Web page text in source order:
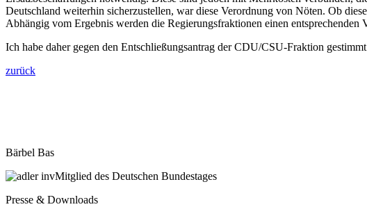
Deutschland weiterhin sicherzustellen, war diese Verordnung von Nöten. Ob
Abhängig vom Ergebnis werden die Regierungsfraktionen einen entsprechenden
Ich habe daher gegen den Entschließungsantrag der CDU/CSU-Fraktion
zurück
Bärbel Bas
Mitglied des Deutschen Bundestages
Presse & Downloads